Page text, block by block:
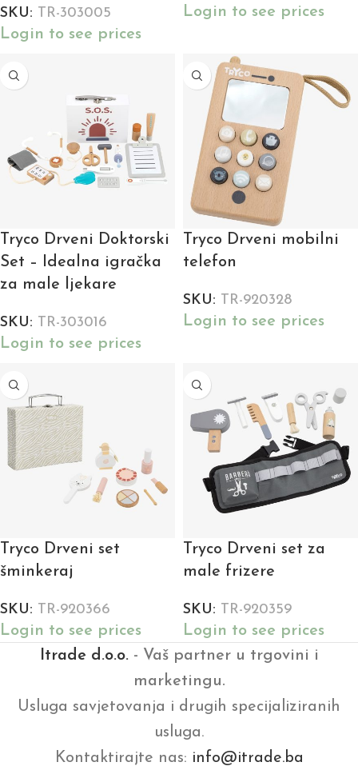
SKU: TR-303005
Login to see prices
Login to see prices
Tryco Drveni Doktorski
Set – Idealna igračka
za male ljekare
SKU: TR-303016
Login to see prices
Tryco Drveni mobilni
telefon
SKU: TR-920328
Login to see prices
Tryco Drveni set
šminkeraj
SKU: TR-920366
Login to see prices
Tryco Drveni set za
male frizere
SKU: TR-920359
Login to see prices
Itrade d.o.o.- Vaš partner u trgovini i
marketingu.
Usluga savjetovanja i drugih specijaliziranih
usluga.
Kontaktirajte nas: info@itrade.ba